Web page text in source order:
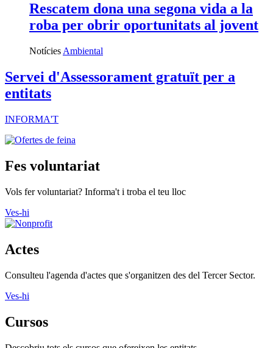
Rescatem dona una segona vida a la
roba per obrir oportunitats al jovent
Notícies Ambiental
Servei d'Assessorament gratuït per a
entitats
INFORMA'T
Fes voluntariat
Vols fer voluntariat? Informa't i troba el teu lloc
Ves-hi
Actes
Consulteu l'agenda d'actes que s'organitzen des del Tercer Sector.
Ves-hi
Cursos